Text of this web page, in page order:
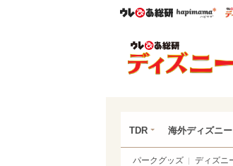
ウレぴあ総
TDR 海外ディズニー
パークグッズ ディズニ